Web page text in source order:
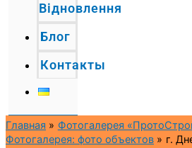
Відновлення
Блог
Контакты
Главная
Фотогалерея
Фотогалерея: фото объектов
г.